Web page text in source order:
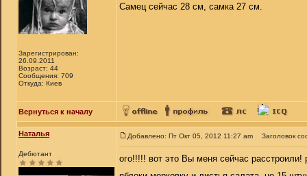
Зарегистрирован:
26.09.2011
Возраст: 44
Сообщения: 709
Откуда: Киев
Самец сейчас 28 см, самка 27 см.
Вернуться к началу
Наталья
Дебютант
Добавлено: Пт Окт 05, 2012 11:27 am Заголовок
ого!!!!! вот это Вы меня сейчас